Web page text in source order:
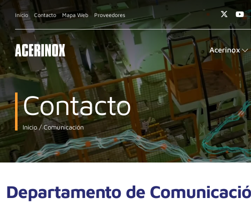
Inicio Contacto Mapa Web Proveedores
Acerinox
Contacto
Inicio Comunicación
Departamento de